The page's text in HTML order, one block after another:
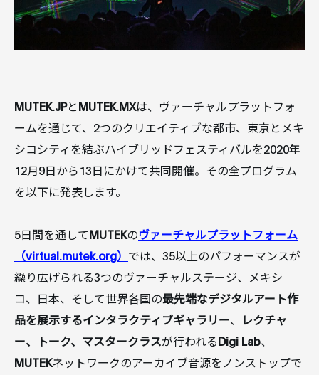
MUTEK.JPとMUTEK.MXは、ヴァーチャルプラットフォ
ームを通じて、2つのクリエイティブな都市、東京とメキ
シコシティを結ぶハイブリッドフェスティバルを2020年
12月9日から13日にかけて共同開催。その全プログラム
を以下に発表します。
5日間を通してMUTEKのヴァーチャルプラットフォーム
（virtual.mutek.org） では、35以上のパフォーマンスが
繰り広げられる3つのヴァーチャルステージ、メキシ
コ、日本、そして世界各国の最先端なデジタルアート作
品を展示するインタラクティブギャラリー、
レクチャ
ー、トーク、マスタークラスが行われるDigi Lab、
MUTEKネットワークのアーカイブ音源をノンストップで